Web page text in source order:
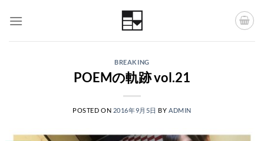
BREAKING
POEMの軌跡 vol.21
POSTED ON 2016年9月5日 BY ADMIN